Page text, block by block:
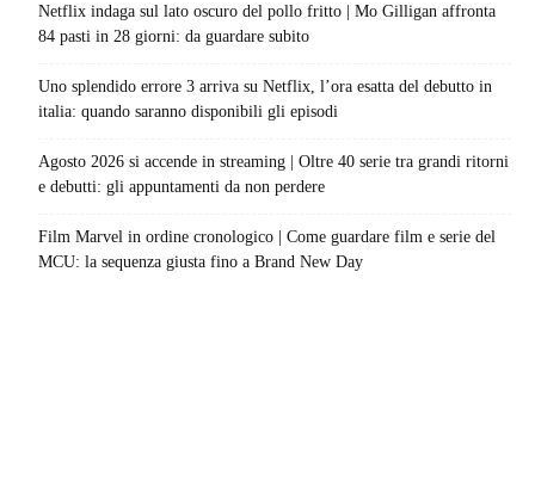
Netflix indaga sul lato oscuro del pollo fritto | Mo Gilligan affronta
84 pasti in 28 giorni: da guardare subito
Uno splendido errore 3 arriva su Netflix, l’ora esatta del debutto in
italia: quando saranno disponibili gli episodi
Agosto 2026 si accende in streaming | Oltre 40 serie tra grandi ritorni
e debutti: gli appuntamenti da non perdere
Film Marvel in ordine cronologico | Come guardare film e serie del
MCU: la sequenza giusta fino a Brand New Day